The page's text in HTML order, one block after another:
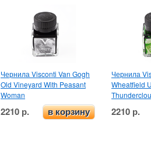
Чернила Visconti Van Gogh
Old Vineyard With Peasant
Woman
2210 р. в корзину
Чернила
Wheatfield
2210 р.